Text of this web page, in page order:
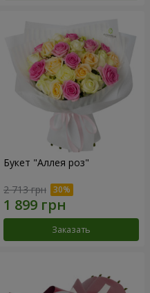
Букет "Аллея роз"
2 713 грн
Заказать